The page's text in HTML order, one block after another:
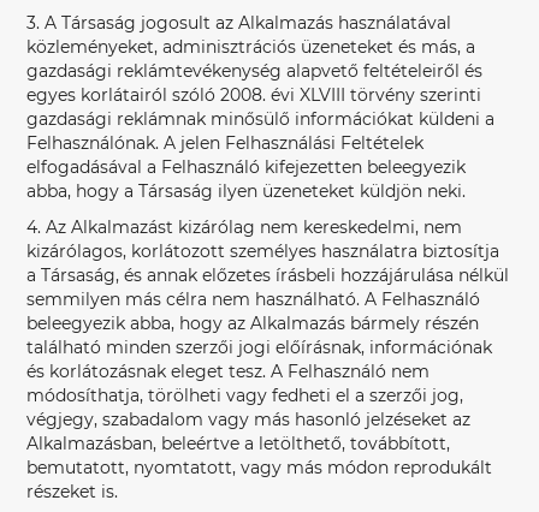
3. A Társaság jogosult az Alkalmazás használatával
közleményeket, adminisztrációs üzeneteket és más, a
gazdasági reklámtevékenység alapvető feltételeiről és
egyes korlátairól szóló 2008. évi XLVIII törvény szerinti
gazdasági reklámnak minősülő információkat küldeni a
Felhasználónak. A jelen Felhasználási Feltételek
elfogadásával a Felhasználó kifejezetten beleegyezik
abba, hogy a Társaság ilyen üzeneteket küldjön neki.
4. Az Alkalmazást kizárólag nem kereskedelmi, nem
kizárólagos, korlátozott személyes használatra biztosítja
a Társaság, és annak előzetes írásbeli hozzájárulása nélkül
semmilyen más célra nem használható. A Felhasználó
beleegyezik abba, hogy az Alkalmazás bármely részén
található minden szerzői jogi előírásnak, információnak
és korlátozásnak eleget tesz. A Felhasználó nem
módosíthatja, törölheti vagy fedheti el a szerzői jog,
végjegy, szabadalom vagy más hasonló jelzéseket az
Alkalmazásban, beleértve a letölthető, továbbított,
bemutatott, nyomtatott, vagy más módon reprodukált
részeket is.